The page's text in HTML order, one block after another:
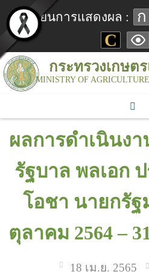
เปลี่ยนการแสดงผล : ก
C
กระทรวงเกษต
MINISTRY OF
ผลการดำเนินง
รัฐบาล พลเอก
โอชา นายกรั
ตุลาคม 2564 –
18 เม.ย. 2565